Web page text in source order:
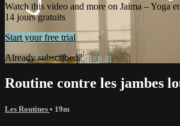
Watch this video and more on Jaima – Yoga
14 jours gratuits
Start your free trial
Already subscribed?Sign in
Routine contre les jambes
Les Routines • 19m